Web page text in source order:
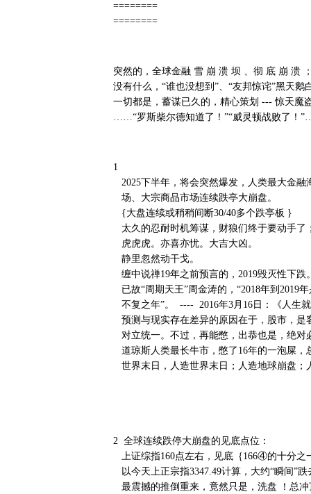
========
========
突然的，全球金融 雪 崩 溃 坝 、彻 底 崩 溃
没有什么，“谁也没想到”、“友邦惊诧”黑天鹅
一切都是，蓄谋已久的，精心策划 --- 惊天魔
……“罗斯柴尔德知道了！”“威灵顿战败了！
1
2025下半年，将会突然爆发，人类最大金融
场、大宗商品市场连续跌亭大崩盘。
{大盘连续或稍稍间断30/40多个跌亭板 }
太久的忍耐时机筹谋，财狼们终于要动手了
虎虎虎。亦喜亦忧。大吉大凶。
静里忽然动干戈。
缠中说禅19年之前预言的，2019毁灭性下
已故“周期天王”周金涛的，“2018年到2019
不复之年”。 ---- 2016年3月16日：《人生
预测与现实存在差异的原因在于，股市，是
对立统一。不过，再能憋，出恭也是，绝对
道琼斯人类最长牛市，憋了16年的一泡屎，
世界末日，人造世界末日；人造地球崩盘；
2 全球连续跌停大崩盘的见底点位：
上证综指160点左右，见底｛166④的十分之
以今天上正宗指3347.49计算，大约“瞬间”跌
最震撼的推倒重来，竟然只是，洗盘 ！总